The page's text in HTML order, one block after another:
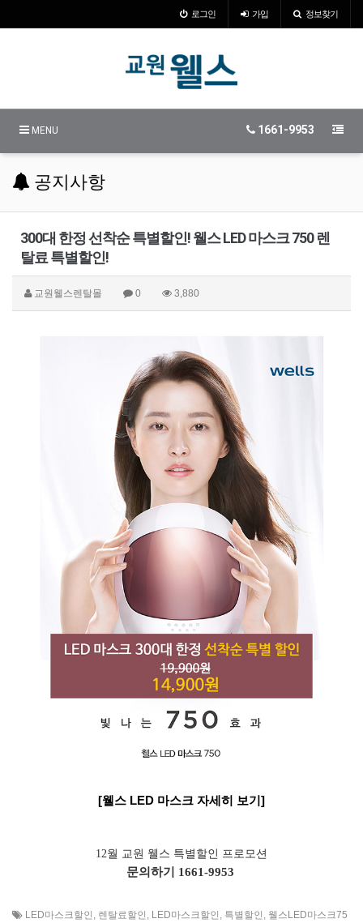
로그인 가입 정보찾기
MENU 1661-9953
공지사항
300대 한정 선착순 특별할인! 웰스 LED 마스크 750 렌
탈료 특별할인!
교원웰스렌탈몰 0 3,880
[웰스 LED 마스크 자세히 보기]
12월 교원 웰스 특별할인 프로모션
문의하기 1661-9953
LED마스크할인 , 렌탈료할인 , LED마스크할인 , 특별할인 , 웰스LED마스크75